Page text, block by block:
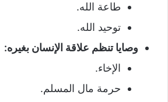
طاعة الله.
توحيد الله.
وصايا تنظم علاقة الإنسان بغيره:
الإخاء.
حرمة مال المسلم.